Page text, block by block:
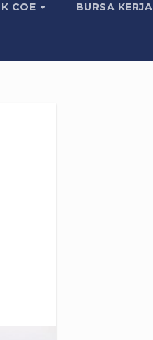
COE BURSA KERJA